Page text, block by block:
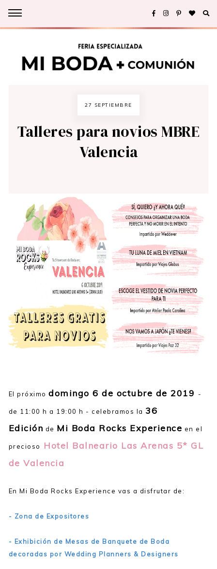
27 SEPTIEMBRE
Talleres para novios MBRE
Valencia
El próximodomingo 6 de octubre de 2019 -
de 11:00 h a 19:00 h - celebramos la 36
Edición de Mi Boda Rocks Experience en el
precioso
Hotel Balneario Las Arenas 5* GL
de Valencia
En Mi Boda Rocks Experience vas a disfrutar de:
- Zona de Expositores
- Exhibición de Mesas de Banquete de Boda
decoradas por Wedding Planners & Designers